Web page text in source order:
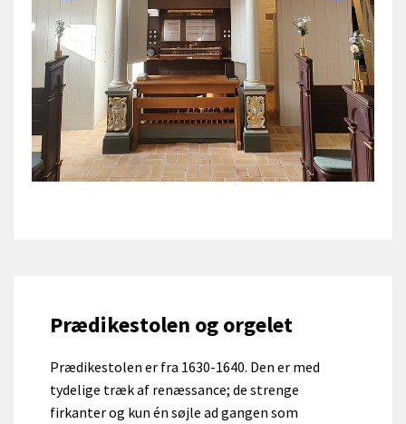
Prædikestolen og orgelet
Prædikestolen er fra 1630-1640. Den er med
tydelige træk af renæssance; de strenge
firkanter og kun én søjle ad gangen som